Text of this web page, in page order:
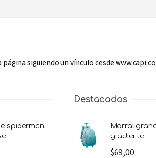
siguiendo un vínculo desde
Destacados
morral grande con ruedas joy
gradiente
$69,00